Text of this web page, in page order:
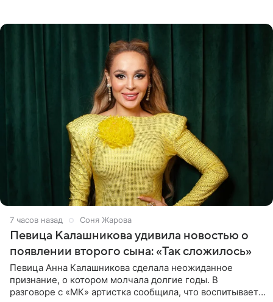
7 часов назад Соня Жарова
Певица Калашникова удивила новостью о
появлении второго сына: «Так сложилось»
Певица Анна Калашникова сделала неожиданное
признание, о котором молчала долгие годы. В
разговоре с «МК» артистка сообщила, что воспитывает